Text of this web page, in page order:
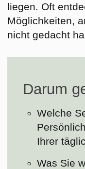
liegen. Oft
Möglichkeiten,
nicht gedacht
Darum
Welche
Ihrer
Was Sie